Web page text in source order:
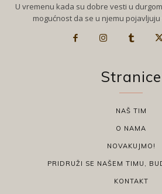
U vremenu kada su dobre vesti u
mogućnost da se u njemu
Stranice
NAŠ TIM
O NAMA
NOVAKUJMO!
PRIDRUŽI SE NAŠEM TIMU,
KONTAKT